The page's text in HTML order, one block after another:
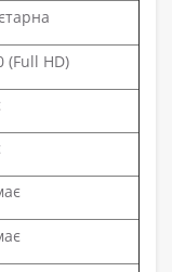
(Full HD)